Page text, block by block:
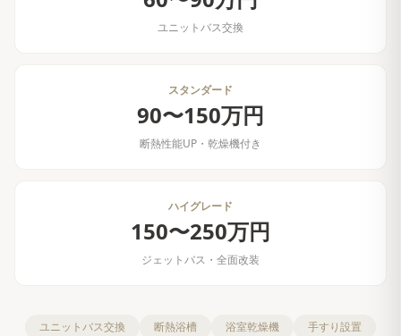
ユニットバス交換
スタンダード
90〜150万円
断熱性能UP・乾燥機付き
ハイグレード
150〜250万円
ジェットバス・全面改装
ユニットバス交換 断熱浴槽 浴室乾燥機
手すり設置